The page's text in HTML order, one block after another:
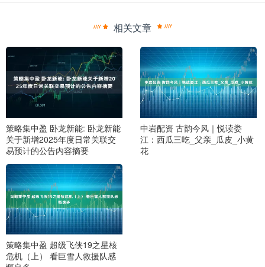
相关文章
策略集中盈 卧龙新能: 卧龙新能
关于新增2025年度日常关联交
易预计的公告内容摘要
中岩配资 古韵今风｜悦读娄
江：西瓜三吃_父亲_瓜皮_小黄
花
策略集中盈 超级飞侠19之星核
危机（上） 看巨雪人救援队感